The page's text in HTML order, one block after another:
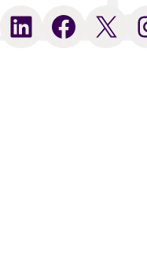
LinkedIn Facebook X